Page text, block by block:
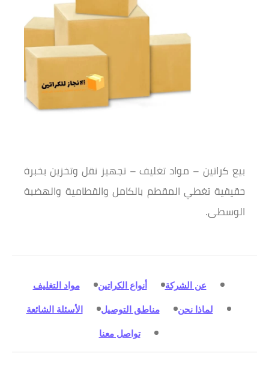
بيع كراتين – مواد تغليف – تجهيز نقل وتخزين بخبرة
حقيقية تغطي المقطم بالكامل والقطامية والهضبة
الوسطى.
عن الشركة أنواع الكراتين مواد التغليف
لماذا نحن مناطق التوصيل الأسئلة الشائعة
تواصل معنا